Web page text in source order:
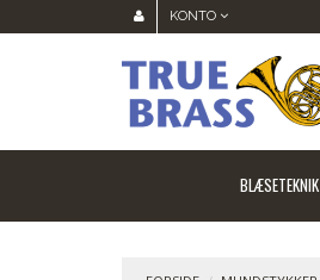
KONTO
BLÆSETEKNIK